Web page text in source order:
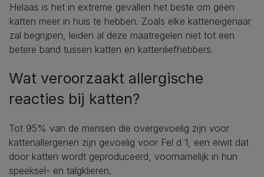
Helaas is het in extreme gevallen het beste om geen
katten meer in huis te hebben. Zoals elke katteneigenaar
zal begrijpen, leiden al deze maatregelen niet tot een
betere band tussen katten en kattenliefhebbers.
Wat veroorzaakt allergische
reacties bij katten?
Tot 95% van de mensen die overgevoelig zijn voor
kattenallergenen zijn gevoelig voor Fel d 1, een eiwit dat
door katten wordt geproduceerd, voornamelijk in hun
speeksel- en talgklieren.